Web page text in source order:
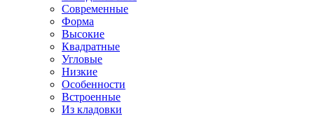
Современные
Форма
Высокие
Квадратные
Угловые
Низкие
Особенности
Встроенные
Из кладовки